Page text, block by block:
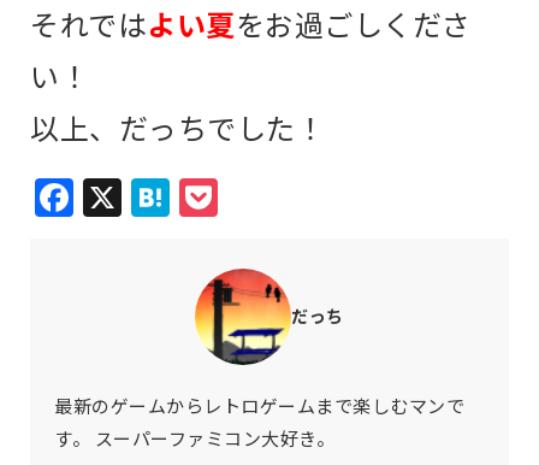
それではよい夏をお過ごしくださ
い！
以上、だっちでした！
Facebook
X Hatena
だっち
最新のゲームからレトロゲームまで楽しむマンで
す。 スーパーファミコン大好き。